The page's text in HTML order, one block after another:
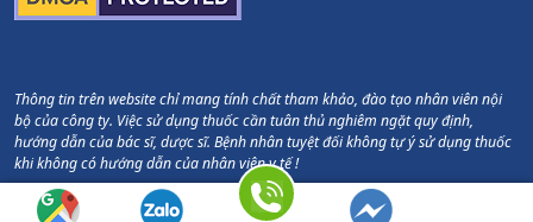
Thông tin trên website chỉ mang tính chất tham khảo, đào tạo nhân viên nội
bộ của công ty. Việc sử dụng thuốc cần tuân thủ nghiêm ngặt quy định,
hướng dẫn của bác sĩ, dược sĩ. Bệnh nhân tuyệt đối không tự ý sử dụng thuốc
khi không có hướng dẫn của nhân viên y tế !